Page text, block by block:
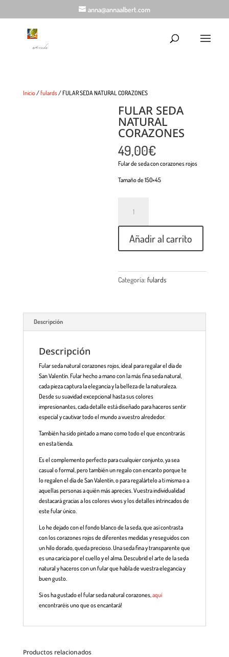
anna@annaalbert.com
Inicio/fulards/ FULAR SEDA NATURAL CORAZONES
FULAR SEDA
NATURAL
CORAZONES
49,00€
Fular de seda con corazones rojos
Tamaño de 150×45
Añadir al carrito
Categoría:fulards
Descripción
Descripción
Fular seda natural corazones rojos, ideal para regalar el día de
San Valentín. Fular hecho a mano con la más fina seda natural,
cada pieza captura la elegancia y la belleza de la naturaleza.
Desde su suavidad excepcional hasta sus colores
impresionantes, cada detalle está diseñado para haceros sentir
especial y cautivar todo el mundo a vuestro alrededor.
También ha sido pintado a mano como todo el que encontrarás
en esta tienda.
Es el complemento perfecto para cualquier conjunto, ya sea
casual o formal, pero también un regalo con encanto porque te
lo regalen el día de San Valentín, o para regalártelo a ti misma o a
aquellas personas a quién más aprecies. Vuestra individualidad
destacará gracias a los colores vivos y los detalles intrincados de
este fular único.
Lo he dejado con el fondo blanco de la seda, que así contrasta
con los corazones rojos de diferentes medidas y reseguidos con
un hilo dorado, queda precioso. Una seda fina y transparente que
es una caricia por el cuello y el alma. Descubrid el arte de la seda
natural y haceros con un fular que habla de vuestra elegancia y
buen gusto.
Si os ha gustado el fular seda natural corazones,aquí
encontraréis uno que os encantará!
Productos relacionados